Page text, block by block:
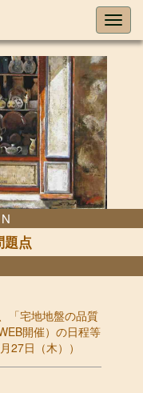
「宅地地盤の品質
開催）の日程等
27日（木））
題点